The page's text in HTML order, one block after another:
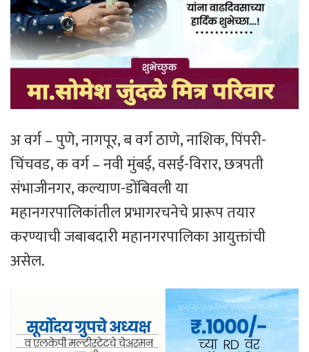
अ वर्ग – पुणे, नागपूर, ब वर्ग ठाणे, नाशिक, पिंपरी-
चिंचवड, क वर्ग – नवी मुंबई, वसई-विरार, छत्रपती
संभाजीनगर, कल्याण-डोंबिवली या
महानगरपालिकांतील प्रभागरचनेचे प्रारूप तयार
करण्याची जबाबदारी महानगरपालिका आयुक्तांची
असेल.